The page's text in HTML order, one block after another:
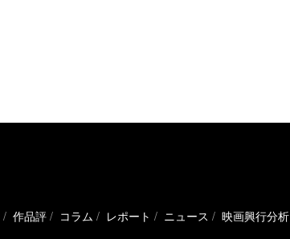
作品評 コラム レポート ニュース 映画興行分析